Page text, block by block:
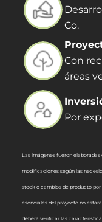
Co.
Con
áreas
Por
Las imágenes fueron
modificaciones según las
stock o cambios de producto
esenciales del proyecto no
deberá verificar las